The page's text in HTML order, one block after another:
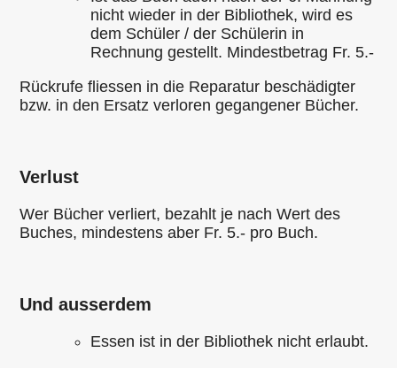
nicht wieder in der Bibliothek, wird es
dem Schüler / der Schülerin in
Rechnung gestellt. Mindestbetrag Fr. 5.-
Rückrufe fliessen in die Reparatur beschädigter
bzw. in den Ersatz verloren gegangener Bücher.
Verlust
Wer Bücher verliert, bezahlt je nach Wert des
Buches, mindestens aber Fr. 5.- pro Buch.
Und ausserdem
Essen ist in der Bibliothek nicht erlaubt.